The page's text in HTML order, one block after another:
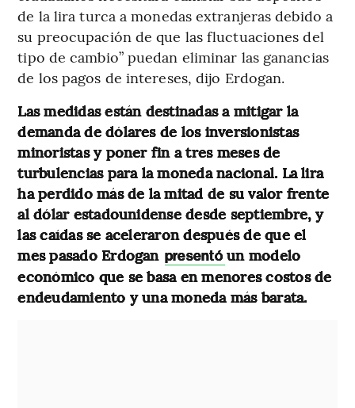
de la lira turca a monedas extranjeras debido a
su preocupación de que las fluctuaciones del
tipo de cambio” puedan eliminar las ganancias
de los pagos de intereses, dijo Erdogan.
Las medidas están destinadas a mitigar la
demanda de dólares de los inversionistas
minoristas y poner fin a tres meses de
turbulencias para la moneda nacional. La lira
ha perdido más de la mitad de su valor frente
al dólar estadounidense desde septiembre, y
las caídas se aceleraron después de que el
mes pasado Erdogan presentó un modelo
económico que se basa en menores costos de
endeudamiento y una moneda más barata.